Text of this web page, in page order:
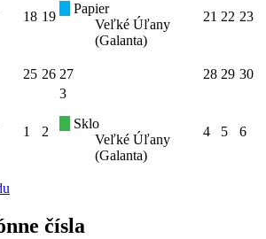
18 19
Papier
Veľké Úľany
(Galanta)
21 22 23
25 26 27 28 29 30
1 2
3
Sklo
Veľké Úľany
(Galanta)
4 5 6
čísla